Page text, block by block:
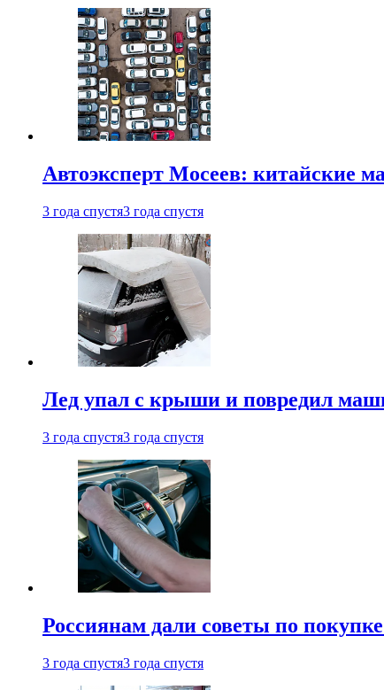
Автоэксперт Мосеев: китайские
3 года спустя3 года спустя
Лед упал с крыши и повредил
3 года спустя3 года спустя
Россиянам дали советы по
3 года спустя3 года спустя